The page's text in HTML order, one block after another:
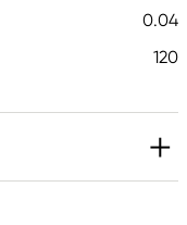
0.04
120